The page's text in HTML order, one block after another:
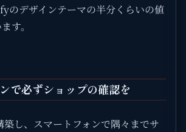
のデザインテーマの半分くらいの値
す。
で必ずショップの確認を
築し、スマートフォンで隅々までサ